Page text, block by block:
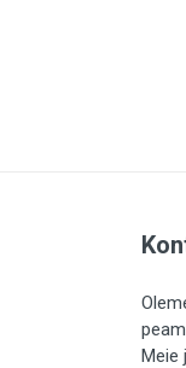
Meie